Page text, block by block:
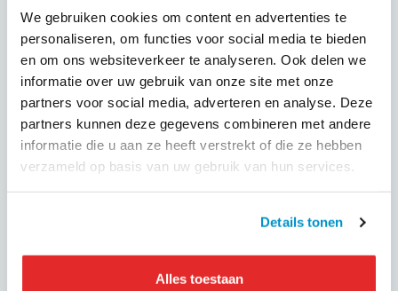
We gebruiken cookies om content en advertenties te
personaliseren, om functies voor social media te bieden
en om ons websiteverkeer te analyseren. Ook delen we
informatie over uw gebruik van onze site met onze
partners voor social media, adverteren en analyse. Deze
partners kunnen deze gegevens combineren met andere
informatie die u aan ze heeft verstrekt of die ze hebben
verzameld op basis van uw gebruik van hun services.
Details tonen
Alles toestaan
een crisis toeslaat, zoals een oorlog of pandemie, moeten
bedrijven kunnen handelen. Met deze wet krijgen
werkgevers mogelijkheden om banen te behouden en
bedrijven draaiende te houden. Zo helpen we werkgevers,
werknemers en de economie vooruit.”
Instrumenten
In crisissituaties, waarin er over een periode van twee
maanden gemiddeld tenminste 20% minder werk is, kunnen
bedrijven voor maximaal zes maanden gebruikmaken van de
instrumenten uit het wetsvoorstel personeelsbehoud bij
verminderde loondoorbetaling en loonsubsidie. MKB-
Nederland en VNO-NCW zijn blij met het voorstel.